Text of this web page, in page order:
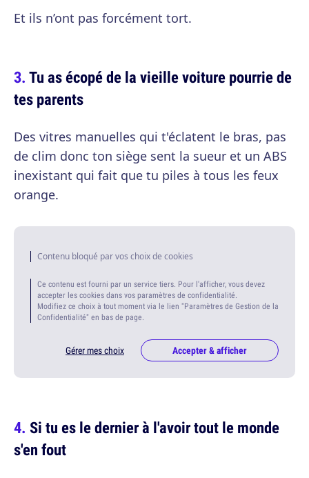
Et ils n’ont pas forcément tort.
Tu as écopé de la vieille voiture pourrie de
tes parents
Des vitres manuelles qui t'éclatent le bras, pas
de clim donc ton siège sent la sueur et un ABS
inexistant qui fait que tu piles à tous les feux
orange.
Contenu bloqué par vos choix de cookies
Ce contenu est fourni par un service tiers. Pour l'afficher, vous devez
accepter les cookies dans vos paramètres de confidentialité.
Modifiez ce choix à tout moment via le lien "Paramètres de Gestion de la
Confidentialité" en bas de page.
Gérer mes choix Accepter & afficher
Si tu es le dernier à l'avoir tout le monde
s'en fout